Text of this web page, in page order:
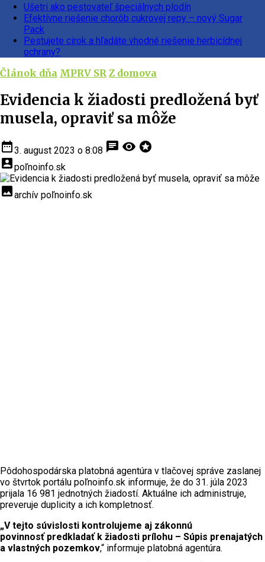
Ušetri ako pestovateľ špeciálnych plodín
Efektívne riešenie chorôb cukrovej repy – nový Sugar
Pack
Pestujete cirok a hľadáte vhodné riešenie herbicídnej
ochrany?
Článok dňa MPRV SR Z domova
Evidencia k žiadosti predložená byť
musela, opraviť sa môže
date_range3. august 2023 o 8:08 chat visibility stars
account_boxpoľnoinfo.sk
insert_photoarchív poľnoinfo.sk
Pôdohospodárska platobná agentúra v tlačovej správe zaslanej
vo štvrtok portálu poľnoinfo.sk informuje, že do 31. júla 2023
prijala 16 981 jednotných žiadostí. Aktuálne ich administruje,
preveruje duplicity a ich kompletnosť.
„V tejto súvislosti kontrolujeme aj zákonnú
povinnosť predkladať k žiadosti prílohu – Súpis prenajatých
a vlastných pozemkov,“ informuje platobná agentúra.